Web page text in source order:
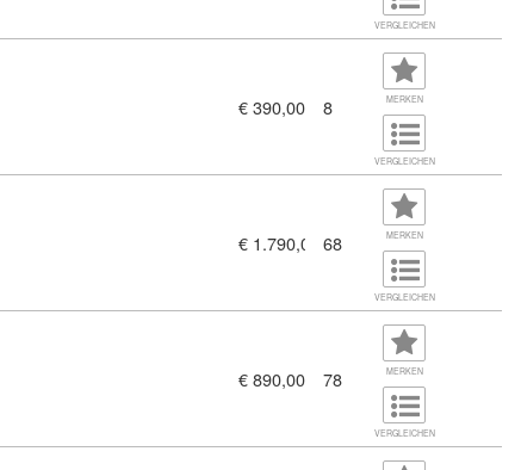
VERGLEICHEN
€ 390,00 8 MERKEN
VERGLEICHEN
€ 1.790,00 68 MERKEN
VERGLEICHEN
€ 890,00 78 MERKEN
VERGLEICHEN